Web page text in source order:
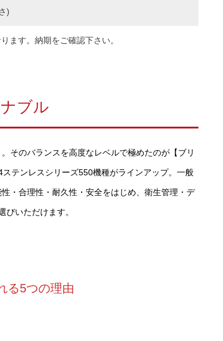
)
ます。納期をご確認下さい。
ブル
そのバランスを高度なレベルで極めたのが【ブリ
テンレスシリーズ550機種がラインアップ。一般
・合理性・耐久性・安全をはじめ、衛生管理・デ
いただけます。
る5つの理由